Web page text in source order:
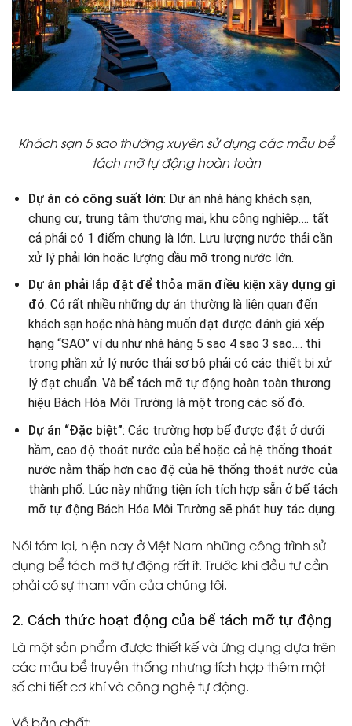
Khách sạn 5 sao thường xuyên sử dụng các mẫu bể
tách mỡ tự động hoàn toàn
Dự án có công suất lớn: Dự án nhà hàng khách sạn,
chung cư, trung tâm thương mại, khu công nghiệp…. tất
cả phải có 1 điểm chung là lớn. Lưu lượng nước thải cần
xử lý phải lớn hoặc lượng dầu mỡ trong nước lớn.
Dự án phải lắp đặt để thỏa mãn điều kiện xây dựng gì
đó: Có rất nhiều những dự án thường là liên quan đến
khách sạn hoặc nhà hàng muốn đạt được đánh giá xếp
hạng “SAO’’ ví dụ như nhà hàng 5 sao 4 sao 3 sao…. thì
trong phần xử lý nước thải sơ bộ phải có các thiết bị xử
lý đạt chuẩn. Và bể tách mỡ tự động hoàn toàn thương
hiệu Bách Hóa Môi Trường là một trong các số đó.
Dự án “Đặc biệt”: Các trường hợp bể được đặt ở dưới
hầm, cao độ thoát nước của bể hoặc cả hệ thống thoát
nước nằm thấp hơn cao độ của hệ thống thoát nước của
thành phố. Lúc này những tiện ích tích hợp sẵn ở bể tách
mỡ tự động Bách Hóa Môi Trường sẽ phát huy tác dụng.
Nói tóm lại, hiện nay ở Việt Nam những công trình sử
dụng bể tách mỡ tự động rất ít. Trước khi đầu tư cần
phải có sự tham vấn của chúng tôi.
2. Cách thức hoạt động của bể tách mỡ tự động
Là một sản phẩm được thiết kế và ứng dụng dựa trên
các mẫu bể truyền thống nhưng tích hợp thêm một
số chi tiết cơ khí và công nghệ tự động.
Về bản chất: